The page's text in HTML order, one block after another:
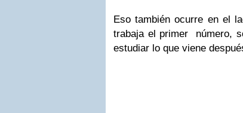
Eso también ocurre en el
trabaja el primer número,
estudiar lo que viene